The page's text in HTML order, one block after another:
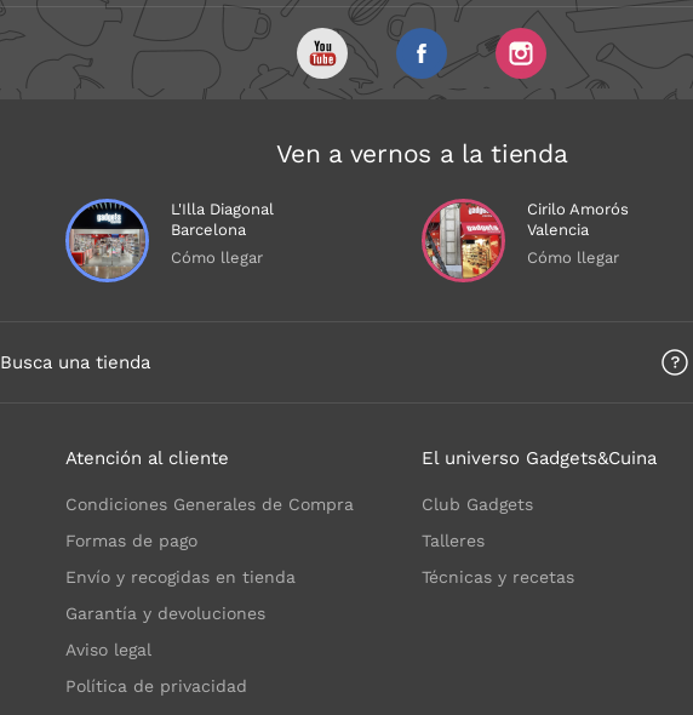
Ven a vernos a la tienda
L'Illa Diagonal
Barcelona
Cómo llegar
Cirilo Amorós
Valencia
Cómo llegar
Busca una tienda
Atención al cliente
Condiciones Generales de Compra
Formas de pago
Envío y recogidas en tienda
Garantía y devoluciones
Aviso legal
Política de privacidad
El universo Gadgets&Cuina
Club Gadgets
Talleres
Técnicas y recetas